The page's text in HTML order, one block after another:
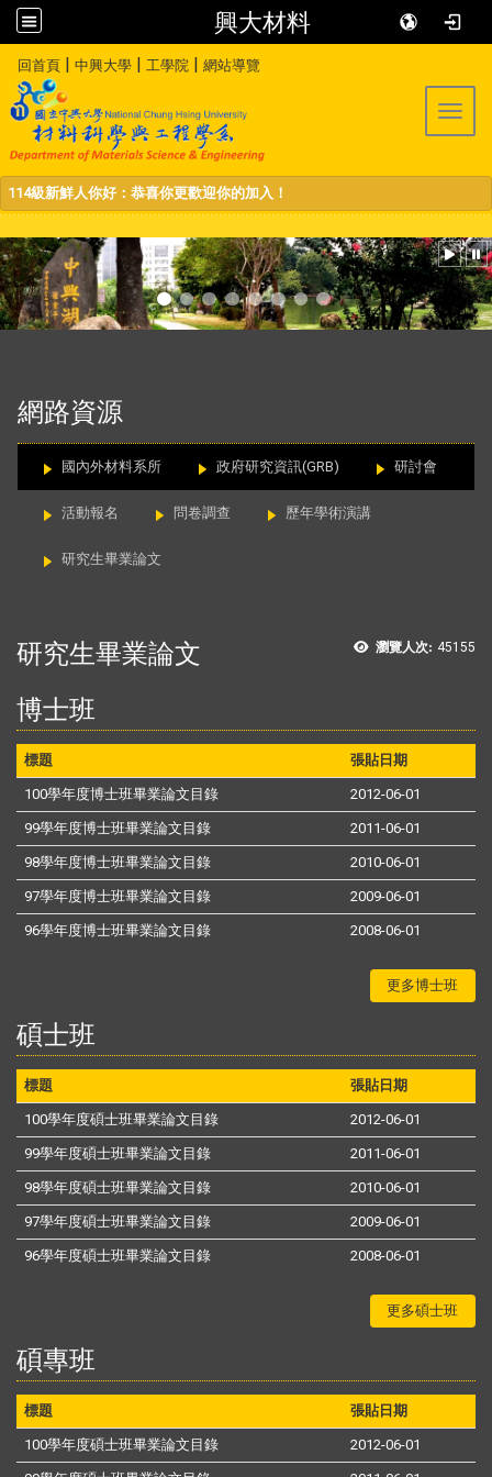
興大材料
回首頁 | 中興大學 | 工學院 | 網站導覽
114級新鮮人你好：恭喜你更歡迎你的加入！
網路資源
國內外材料系所 政府研究資訊(GRB) 研討會
活動報名 問卷調查 歷年學術演講
研究生畢業論文
瀏覽人次: 45155
研究生畢業論文
博士班
標題 張貼日期
100學年度博士班畢業論文目錄 2012-06-01
99學年度博士班畢業論文目錄 2011-06-01
98學年度博士班畢業論文目錄 2010-06-01
97學年度博士班畢業論文目錄 2009-06-01
96學年度博士班畢業論文目錄 2008-06-01
更多博士班
碩士班
標題 張貼日期
100學年度碩士班畢業論文目錄 2012-06-01
99學年度碩士班畢業論文目錄 2011-06-01
98學年度碩士班畢業論文目錄 2010-06-01
97學年度碩士班畢業論文目錄 2009-06-01
96學年度碩士班畢業論文目錄 2008-06-01
更多碩士班
碩專班
標題 張貼日期
100學年度碩士班畢業論文目錄 2012-06-01